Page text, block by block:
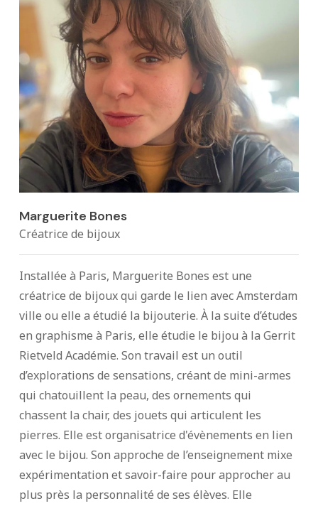
Marguerite Bones
Créatrice de bijoux
Installée à Paris, Marguerite Bones est une
créatrice de bijoux qui garde le lien avec Amsterdam
ville ou elle a étudié la bijouterie. À la suite d’études
en graphisme à Paris, elle étudie le bijou à la Gerrit
Rietveld Académie. Son travail est un outil
d’explorations de sensations, créant de mini-armes
qui chatouillent la peau, des ornements qui
chassent la chair, des jouets qui articulent les
pierres. Elle est organisatrice d'évènements en lien
avec le bijou. Son approche de l’enseignement mixe
expérimentation et savoir-faire pour approcher au
plus près la personnalité de ses élèves. Elle